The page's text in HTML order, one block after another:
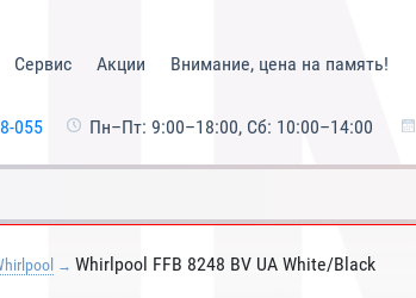
Сервис Акции Внимание, цена на память!
055 Пн–Пт: 9:00–18:00, Сб: 10:00–14:00
Whirlpool FFB 8248 BV UA White/Black